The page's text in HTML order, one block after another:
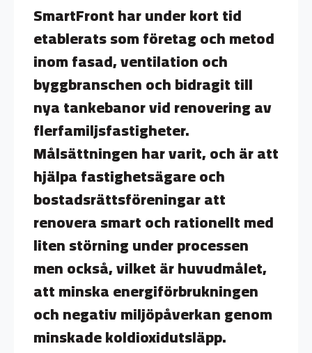
SmartFront har under kort tid
etablerats som företag och metod
inom fasad, ventilation och
byggbranschen och bidragit till
nya tankebanor vid renovering av
flerfamiljsfastigheter.
Målsättningen har varit, och är att
hjälpa fastighetsägare och
bostadsrättsföreningar att
renovera smart och rationellt med
liten störning under processen
men också, vilket är huvudmålet,
att minska energiförbrukningen
och negativ miljöpåverkan genom
minskade koldioxidutsläpp.